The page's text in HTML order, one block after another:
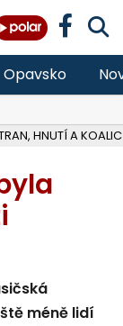
Opavsko
HNUTÍ A KOALIC
méně lidí